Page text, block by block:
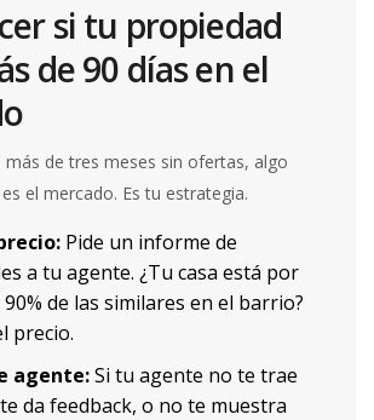
si tu propiedad
de 90 días en el
más de tres meses sin ofertas, algo
el mercado. Es tu estrategia.
Pide un informe de
a tu agente. ¿Tu casa está por
de las similares en el barrio?
precio.
agente:Si tu agente no te trae
da feedback, o no te muestra